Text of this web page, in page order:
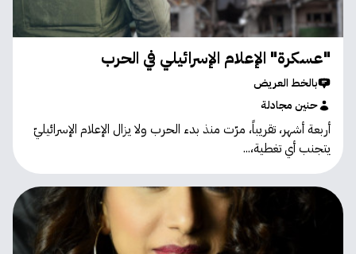
"عسكرة" الإعلام الإسرائيلي في الحرب
بالخط العريض
حنين مجادلة
أربعة أشهر، تقريباً، مرّت منذ بدء الحرب ولا يزال الإعلام الإسرائيليّ
يتجنب أي تغطية،...